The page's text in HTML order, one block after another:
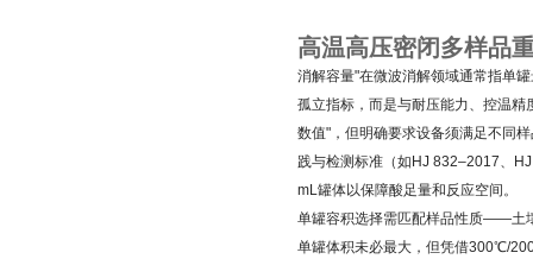
高温高压密闭多样品
消解容量"在微波消解领域通常指单
孤立指标，而是与耐压能力、控温
数值"，但明确要求设备须满足不同
践与检测标准（如HJ 832–2017、
mL罐体以保障酸足量和反应空间。
单罐容积选择需匹配样品性质——土
单罐体积未必最大，但凭借300℃/